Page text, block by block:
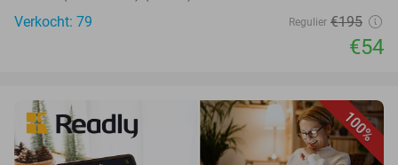
Verkocht: 79
Regulier €195
€54
100%